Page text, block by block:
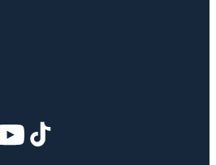
Fenster geöffnet)
neuen Fenster geöffnet)
einem neuen Fenster geöffnet)
in einem neuen Fenster
(wird in einem neuen Fenster